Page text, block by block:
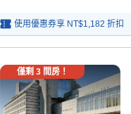
使用優惠券享 NT$1,182 折扣
僅剩 3間房！